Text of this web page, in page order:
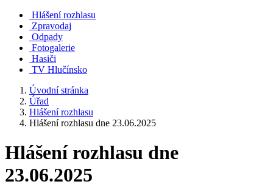
Hlášení rozhlasu
Zpravodaj
Odpady
Fotogalerie
Hasiči
TV Hlučínsko
Úvodní stránka
Úřad
Hlášení rozhlasu
Hlášení rozhlasu dne 23.06.2025
Hlášení rozhlasu dne
23.06.2025